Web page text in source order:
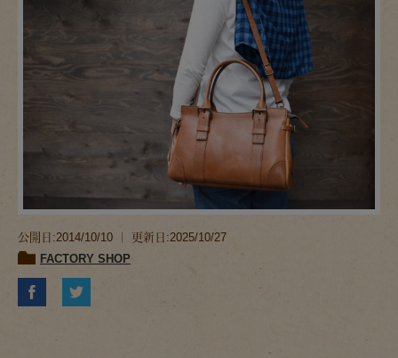
公開日:2014/10/10 ｜ 更新日:2025/10/27
FACTORY SHOP